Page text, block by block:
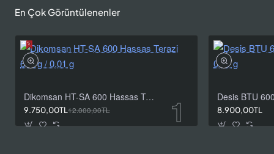
En Çok Görüntülenenler
Dikomsan HT-SA 600 Hassas Terazi 600 g / 0,01 g
9.750,00TL12.000,00TL 8.900,00TL